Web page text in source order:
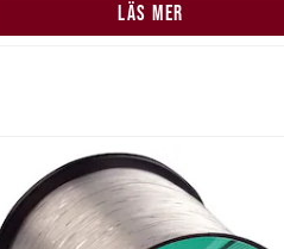
LÄS MER